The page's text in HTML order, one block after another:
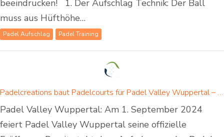
beeindrucken! 1. Der Aufschlag Technik: Der Ball
muss aus Hüfthöhe…
Padel Aufschlag Padel Training
Padelcreations baut Padelcourts für Padel Valley Wuppertal – Eröffnung am 01. September 2024
Padel Valley Wuppertal: Am 1. September 2024
feiert Padel Valley Wuppertal seine offizielle